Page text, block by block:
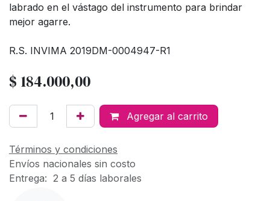
labrado en el vástago del instrumento para brindar
mejor agarre.
R.S. INVIMA 2019DM-0004947-R1
$ 184.000,00
Agregar al carrito
Términos y condiciones
Envíos nacionales sin costo
Entrega: 2 a 5 días laborales